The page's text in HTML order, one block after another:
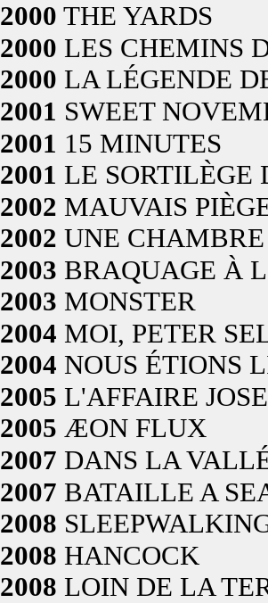
2000 THE YARDS
2000 LES CHEMINS
2000 LA LÉGENDE
2001 SWEET
2001 15 MINUTES
2001 LE SORTILÈGE
2002 MAUVAIS
2002 UNE
2003 BRAQUAGE À
2003 MONSTER
2004 MOI, PETER
2004 NOUS ÉTIONS
2005 L'AFFAIRE
2005 ÆON FLUX
2007 DANS LA
2007 BATAILLE A
2008
2008 HANCOCK
2008 LOIN DE LA